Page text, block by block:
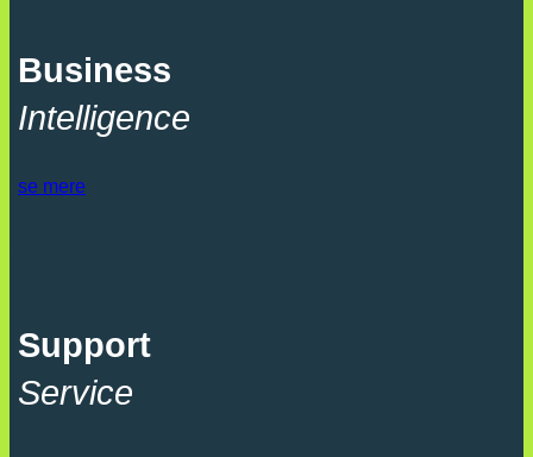
Business
Intelligence
se mere
Support
Service